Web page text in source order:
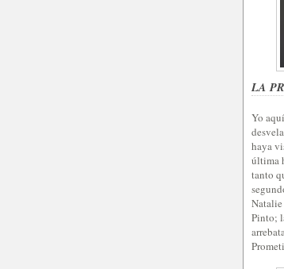
LA
Yo
haya
última
tanto
Pinto;